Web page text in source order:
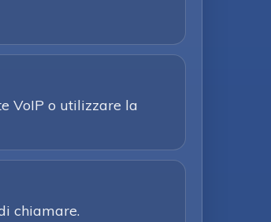
VoIP o utilizzare la
chiamare.